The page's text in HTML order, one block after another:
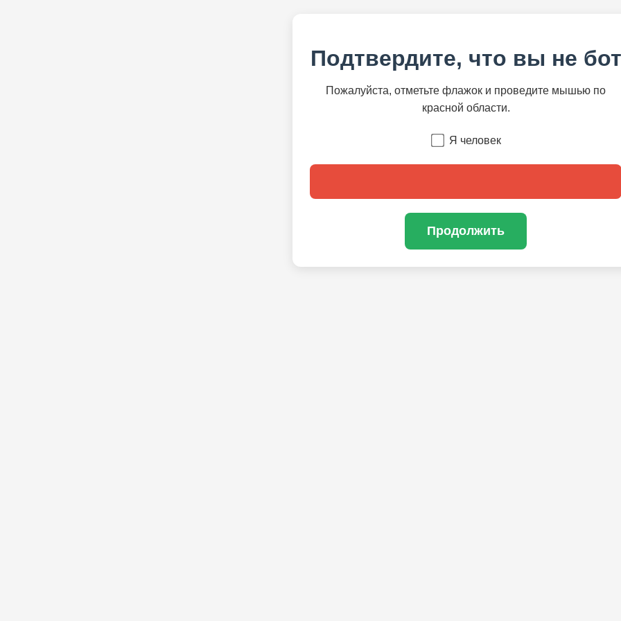
Подтвердите, что вы не бот
Пожалуйста, отметьте флажок и проведите мышью по
красной области.
Я человек
Продолжить